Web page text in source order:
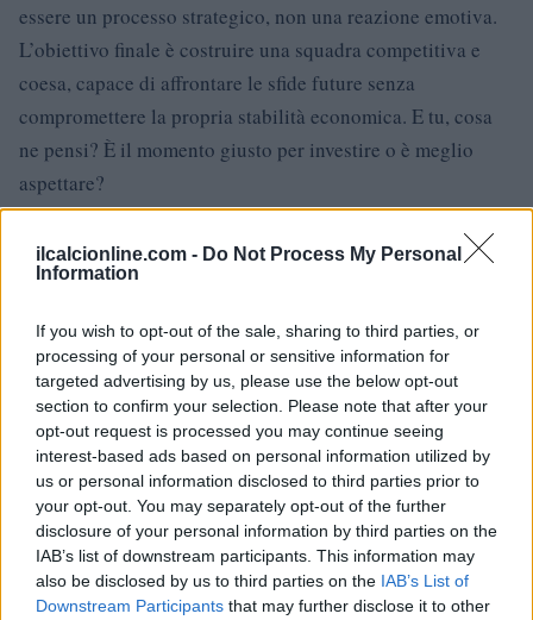
ilcalcionline.com - Do Not Process My Personal
Information
If you wish to opt-out of the sale, sharing to third parties, or
processing of your personal or sensitive information for
targeted advertising by us, please use the below opt-out
section to confirm your selection. Please note that after your
opt-out request is processed you may continue seeing
interest-based ads based on personal information utilized by
us or personal information disclosed to third parties prior to
your opt-out. You may separately opt-out of the further
disclosure of your personal information by third parties on the
IAB’s list of downstream participants. This information may
also be disclosed by us to third parties on the IAB’s List of
Downstream Participants that may further disclose it to other
essere un processo strategico, non una reazione emotiva.
L’obiettivo finale è costruire una squadra competitiva e
coesa, capace di affrontare le sfide future senza
compromettere la propria stabilità economica. E tu, cosa
ne pensi? È il momento giusto per investire o è meglio
aspettare?
AUTORE